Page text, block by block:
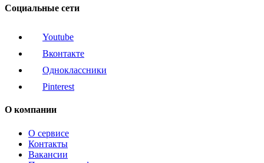
Социальные сети
Youtube
Вконтакте
Одноклассники
Pinterest
О компании
О сервисе
Контакты
Вакансии